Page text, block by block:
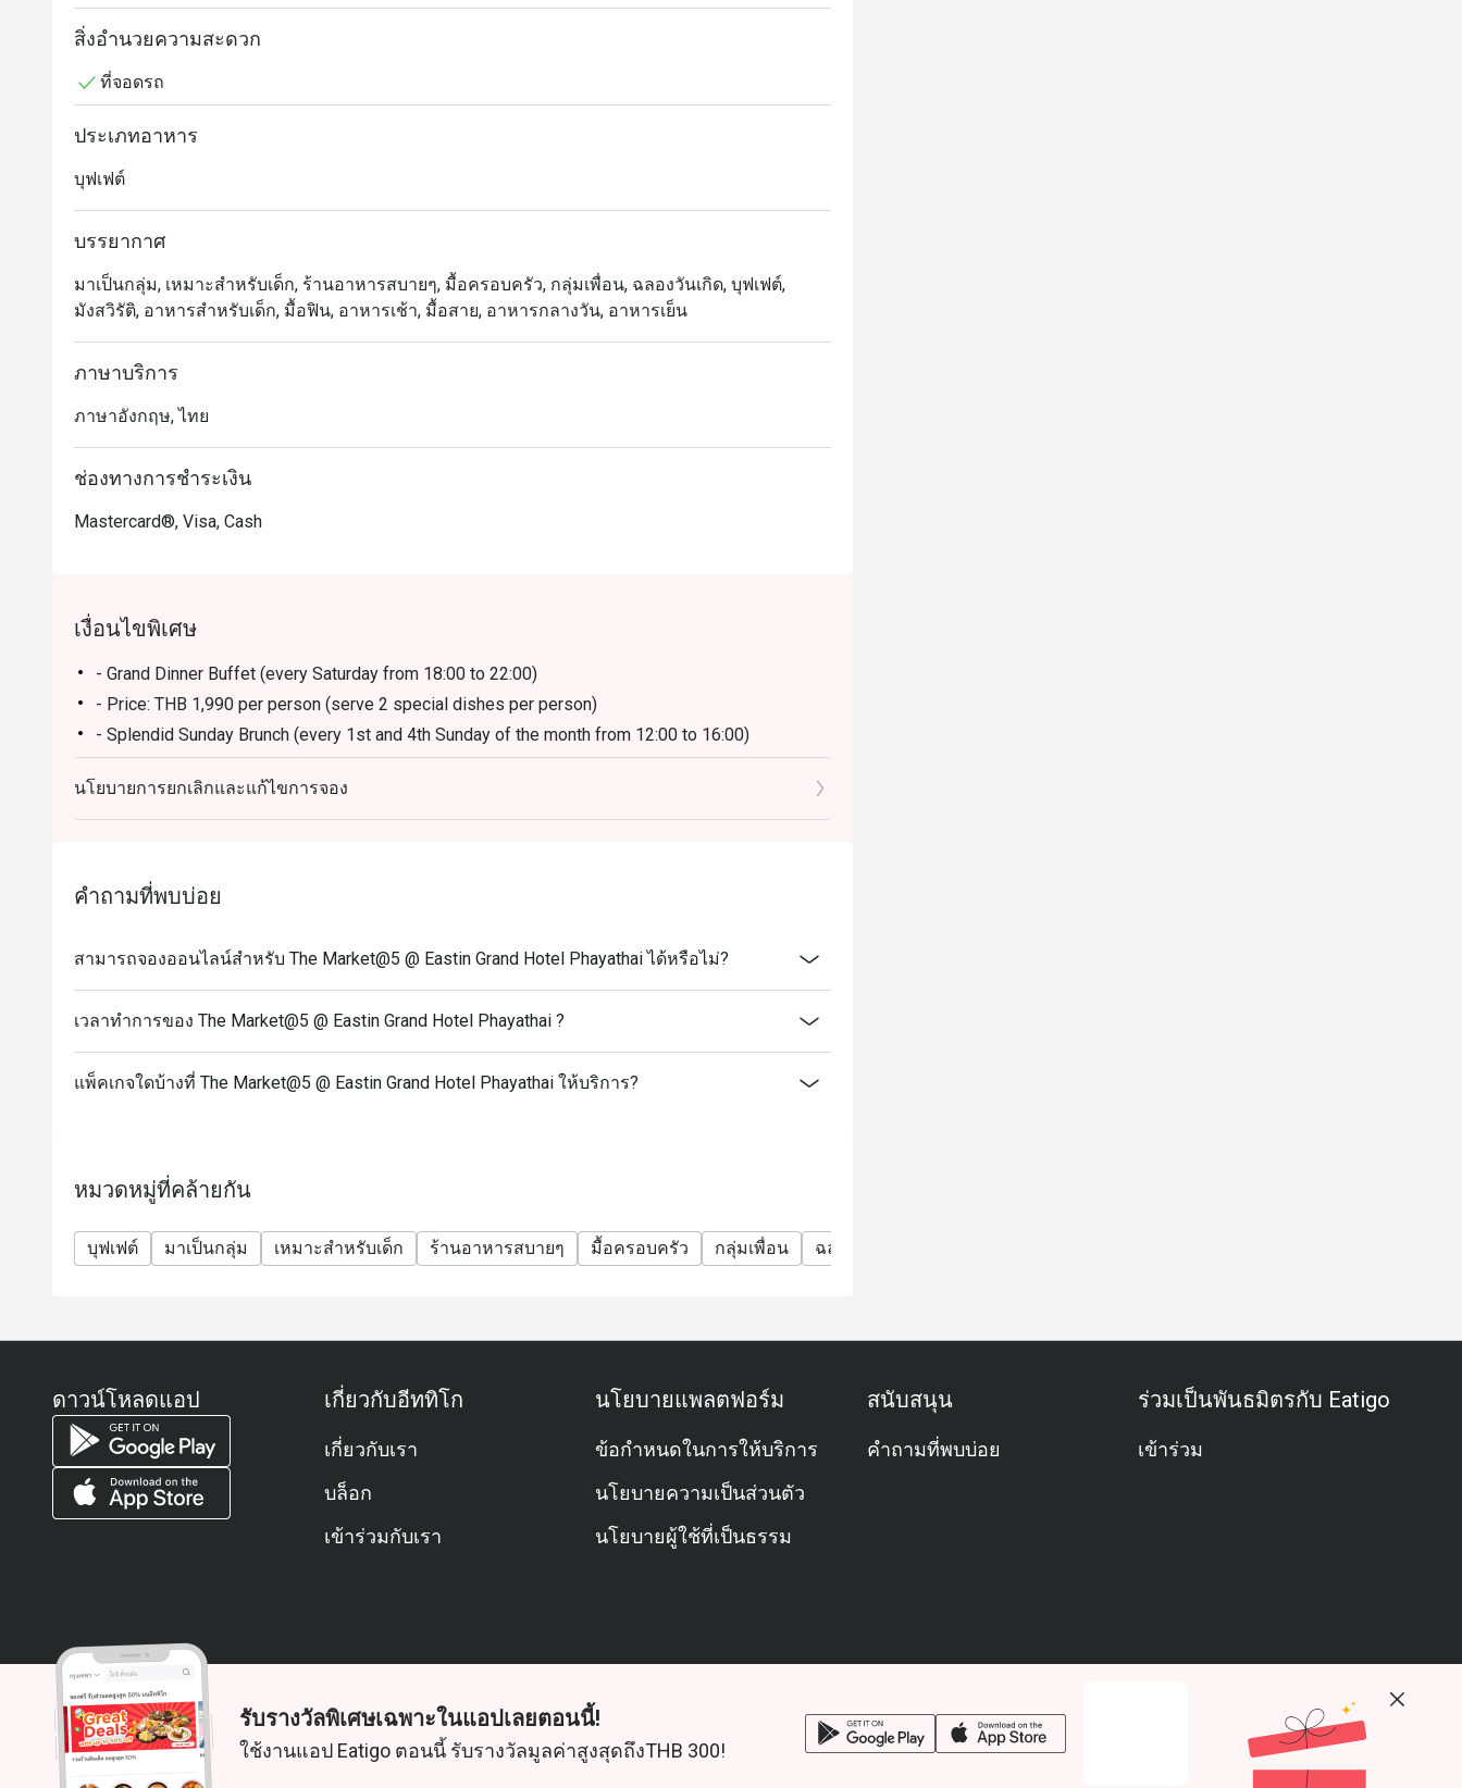
คุณภาพดีเยี่ยม รับประกันประสบการณ์การรับประทานอาหารที่น่ารื่นรมย์และสนุกสนาน ด้วยตัวเลือก
สำหรับอาหารเช้า อาหารกลางวัน อาหารมื้อสายวันอาทิตย์ และบุฟเฟ่ต์อาหารค่ำมื้อใหญ่ มีบางสิ่งบาง
สิ่งอำนวยความสะดวก
ที่จอดรถ
ประเภทอาหาร
บุฟเฟต์
บรรยากาศ
มาเป็นกลุ่ม, เหมาะสำหรับเด็ก, ร้านอาหารสบายๆ, มื้อครอบครัว, กลุ่มเพื่อน, ฉลองวันเกิด, บุฟเฟต์,
มังสวิรัติ, อาหารสำหรับเด็ก, มื้อฟิน, อาหารเช้า, มื้อสาย, อาหารกลางวัน, อาหารเย็น
ภาษาบริการ
ภาษาอังกฤษ, ไทย
ช่องทางการชำระเงิน
Mastercard®, Visa, Cash
เงื่อนไขพิเศษ
- Grand Dinner Buffet (every Saturday from 18:00 to 22:00)
- Price: THB 1,990 per person (serve 2 special dishes per person)
- Splendid Sunday Brunch (every 1st and 4th Sunday of the month from 12:00 to 16:00)
- Price: THB 2,900 per person (includes unlimited special items)
Frequently Asked Questions (FAQ)
Q1: What kind of restaurant is The Market@5? What’s its concept?
offers a wide selection of international cuisine — Thai, Asian, European, and more — with live
food stations and themed buffets.
A2:
International Lunch Buffet (Mon–Sat): 12:00 – 14:30 hrs
Splendid Sunday Brunch (1st & 4th Sunday of month): 12:00 – 16:00 hrs
weekend buffets — to ensure you get a table.
Q4: What are the prices & special buffet deals?
A4:
Grand Dinner Buffet (Saturday): ~ THB 1,990 per person (includes 2 special dishes)
Q5: What are some of the signature dishes or food highlights to try?
A5:
Guests report a lavish buffet spread:
Seafood (lobster, oysters, mussels)
Grilled meats, steaks, deluxe cuts
Sushi, sashimi, Japanese station
A6: The restaurant doesn't publicly state a strict time limit for most meals, but buffet seatings
(especially on dinner or brunch) may have time-slot constraints. It’s best to check when booking.
(No explicit mention found.)
Q7: Are there promotions, discounts, or membership perks?
A7: Yes — for example, KTC Visa cardholders can enjoy up to 35% off on international buffets and
นโยบายการยกเลิกและแก้ไขการจอง
คำถามที่พบบ่อย
สามารถจองออนไลน์สำหรับ The Market@5 @ Eastin Grand Hotel Phayathai ได้หรือไม่?
เวลาทำการของ The Market@5 @ Eastin Grand Hotel Phayathai ?
แพ็คเกจใดบ้างที่ The Market@5 @ Eastin Grand Hotel Phayathai ให้บริการ?
หมวดหมู่ที่คล้ายกัน
บุฟเฟต์ มาเป็นกลุ่ม เหมาะสำหรับเด็ก ร้านอาหารสบายๆ มื้อครอบครัว กลุ่มเพื่อน ฉลองวันเกิด
ดาวน์โหลดแอป เกี่ยวกับอีททิโก
เกี่ยวกับเรา
บล็อก
เข้าร่วมกับเรา
นโยบายแพลตฟอร์ม
ข้อกำหนดในการให้บริการ
นโยบายความเป็นส่วนตัว
นโยบายผู้ใช้ที่เป็นธรรม
สนับสนุน
คำถามที่พบบ่อย
ร่วมเป็นพันธมิตรกับ Eatigo
เข้าร่วม
© 2026 Zoek. สงวนลิขสิทธิ์
รับรางวัลพิเศษเฉพาะในแอปเลยตอนนี้!
ใช้งานแอป Eatigo ตอนนี้ รับรางวัลมูลค่าสูงสุดถึงTHB 300!